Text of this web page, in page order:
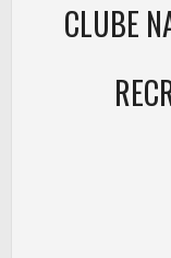
CLUBE